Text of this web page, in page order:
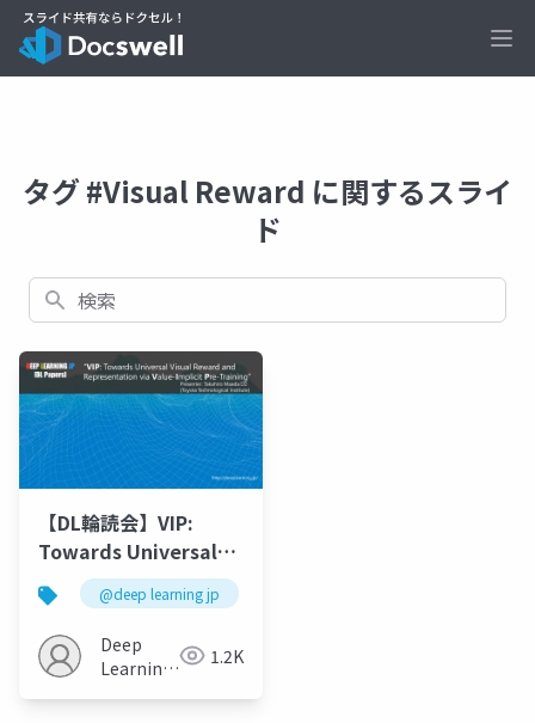
タグ #Visual Reward に関するスライ
ド
検索
【DL輪読会】VIP:
Towards Universal
Visual Reward and
Representation via
Value-Implicit Pre-
Training
@deep learning jp
Deep
Learning
1.2K